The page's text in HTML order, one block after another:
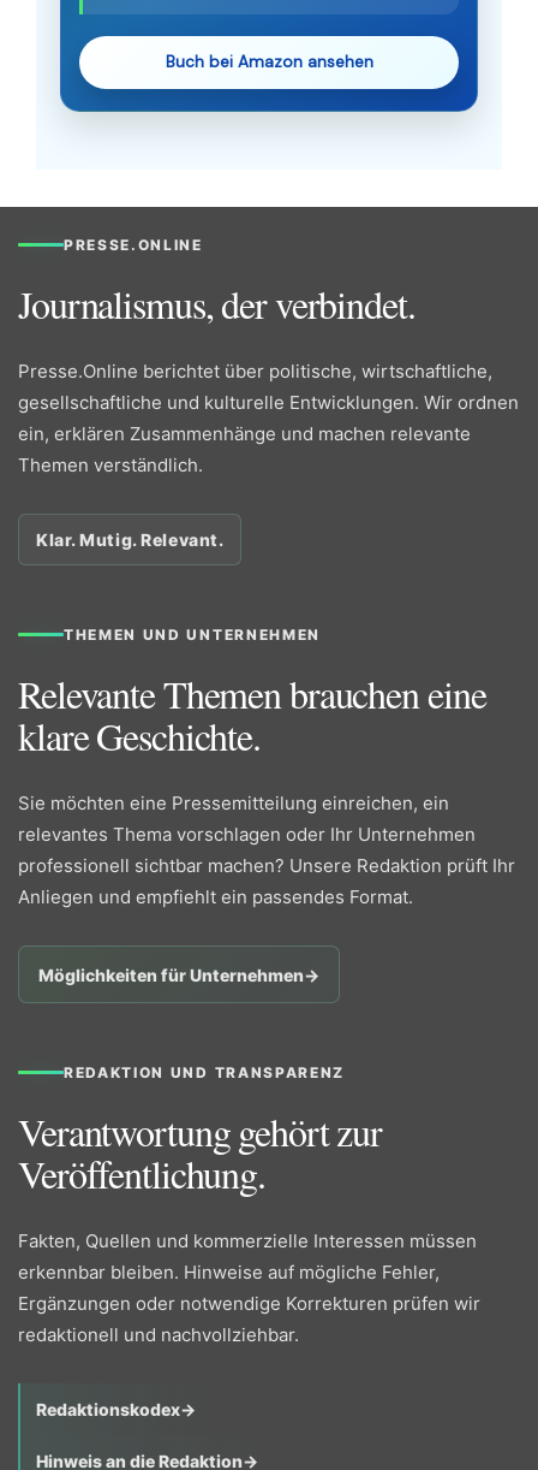
Buch bei Amazon ansehen
PRESSE.ONLINE
Journalismus, der verbindet.
Presse.Online berichtet über politische, wirtschaftliche,
gesellschaftliche und kulturelle Entwicklungen. Wir ordnen
ein, erklären Zusammenhänge und machen relevante
Themen verständlich.
Klar. Mutig. Relevant.
THEMEN UND UNTERNEHMEN
Relevante Themen brauchen eine
klare Geschichte.
Sie möchten eine Pressemitteilung einreichen, ein
relevantes Thema vorschlagen oder Ihr Unternehmen
professionell sichtbar machen? Unsere Redaktion prüft Ihr
Anliegen und empfiehlt ein passendes Format.
Möglichkeiten für Unternehmen→
REDAKTION UND TRANSPARENZ
Verantwortung gehört zur
Veröffentlichung.
Fakten, Quellen und kommerzielle Interessen müssen
erkennbar bleiben. Hinweise auf mögliche Fehler,
Ergänzungen oder notwendige Korrekturen prüfen wir
redaktionell und nachvollziehbar.
Redaktionskodex→
Hinweis an die Redaktion→